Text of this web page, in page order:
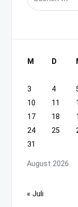
nach:
August 2026
M D
3
4
10
11
17
18
24
25
31
« Juli